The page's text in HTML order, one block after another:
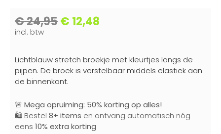
€24,95€ 12,48
incl. btw
Lichtblauw stretch broekje met kleurtjes langs de
pijpen. De broek is verstelbaar middels elastiek aan
de binnenkant.
🚨 Mega opruiming: 50% korting op alles!
🛍️ Bestel 8+ items en ontvang automatisch nóg
eens 10% extra korting